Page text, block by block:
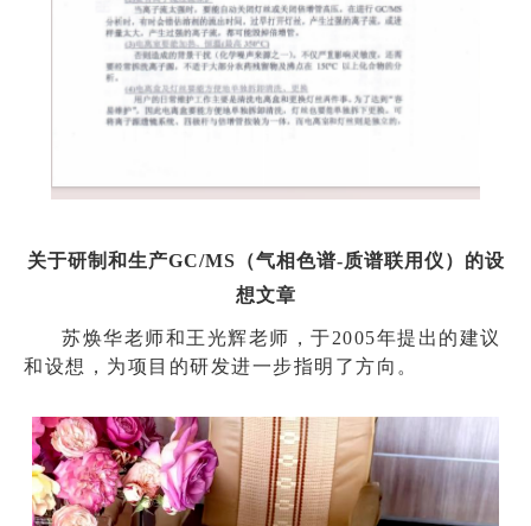
关于研制和生产GC/MS（气相色谱-质谱联用仪）的设
想文章
苏焕华老师和王光辉老师，于2005年提出的建议
和设想，为项目的研发进一步指明了方向。